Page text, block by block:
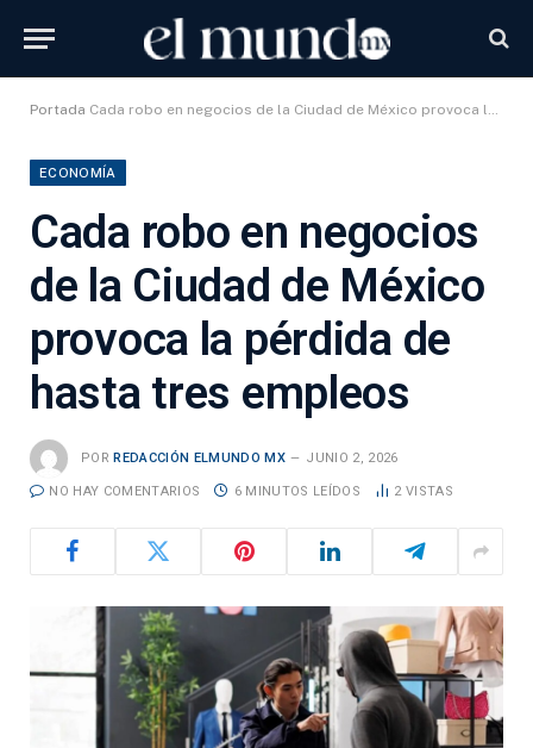
Portada Cada robo en negocios de la Ciudad de México provoca la pérdida de hasta tres empleos
ECONOMÍA
Cada robo en negocios
de la Ciudad de México
provoca la pérdida de
hasta tres empleos
POR REDACCIÓN ELMUNDO MX JUNIO 2, 2026
NO HAY COMENTARIOS 6 MINUTOS LEÍDOS 2 VISTAS